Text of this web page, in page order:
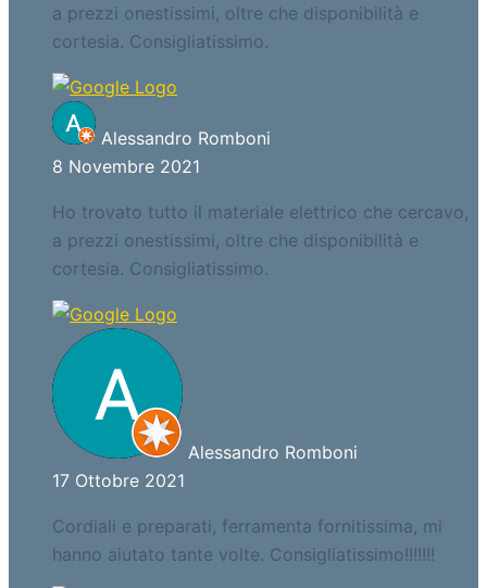
a prezzi onestissimi, oltre che disponibilità e
cortesia. Consigliatissimo.
Alessandro Romboni
8 Novembre 2021
Ho trovato tutto il materiale elettrico che cercavo,
a prezzi onestissimi, oltre che disponibilità e
cortesia. Consigliatissimo.
Alessandro Romboni
17 Ottobre 2021
Cordiali e preparati, ferramenta fornitissima, mi
hanno aiutato tante volte. Consigliatissimo!!!!!!!